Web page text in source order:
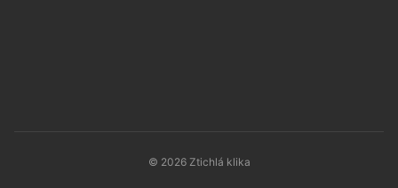
© 2026 Ztichlá klika